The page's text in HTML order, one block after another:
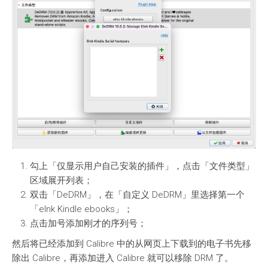
勾上「仅显示用户自己安装的插件」，点击「文件类型」
区域展开列表；
双击「DeDRM」，在「自定义 DeDRM」里选择第一个
「elnk Kindle ebooks」；
点击加号添加刚才的序列号；
然后将已经添加到 Calibre 中的从网页上下载到的电子书先移
除出 Calibre，再添加进入 Calibre 就可以移除 DRM 了。